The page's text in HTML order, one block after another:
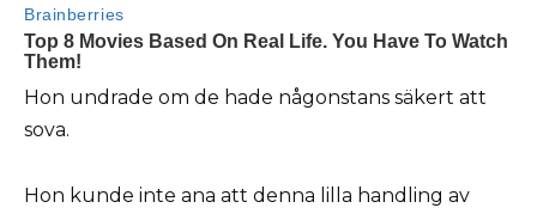
Hon undrade om de hade någonstans säkert att
sova.
Hon kunde inte ana att denna lilla handling av